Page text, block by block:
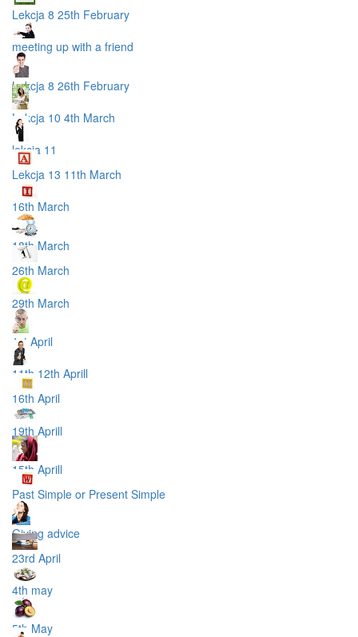
Lekcja 8 25th February
meeting up with a friend
Lekcja 8 26th February
Lekcja 10 4th March
lekcja 11
Lekcja 13 11th March
16th March
18th March
26th March
29th March
1st April
11th 12th Aprill
16th April
19th Aprill
15th Aprill
Past Simple or Present Simple
Giving advice
23rd April
4th may
5th May